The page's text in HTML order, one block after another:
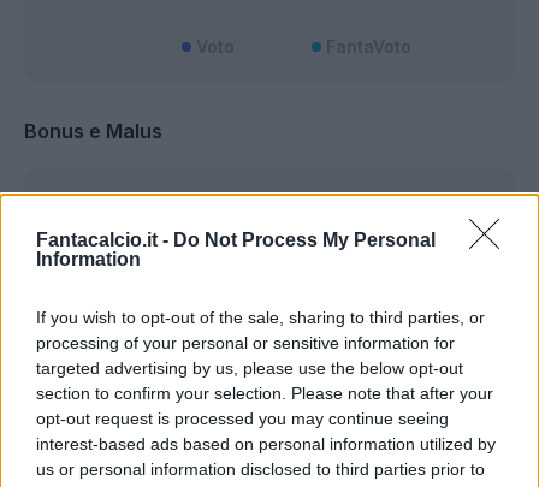
Fantacalcio.it - Do Not Process My Personal
Information
If you wish to opt-out of the sale, sharing to third parties, or
processing of your personal or sensitive information for
targeted advertising by us, please use the below opt-out
section to confirm your selection. Please note that after your
opt-out request is processed you may continue seeing
interest-based ads based on personal information utilized by
us or personal information disclosed to third parties prior to
Voto FantaVoto
Bonus e Malus